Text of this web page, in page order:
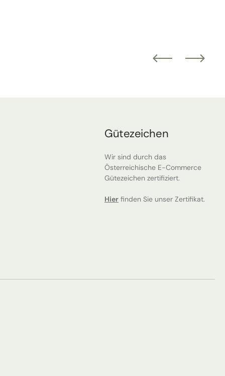
Gütezeichen
Wir sind durch das
Österreichische E-Commerce
Gütezeichen zertifiziert.
Hierfinden Sie unser Zertifikat.